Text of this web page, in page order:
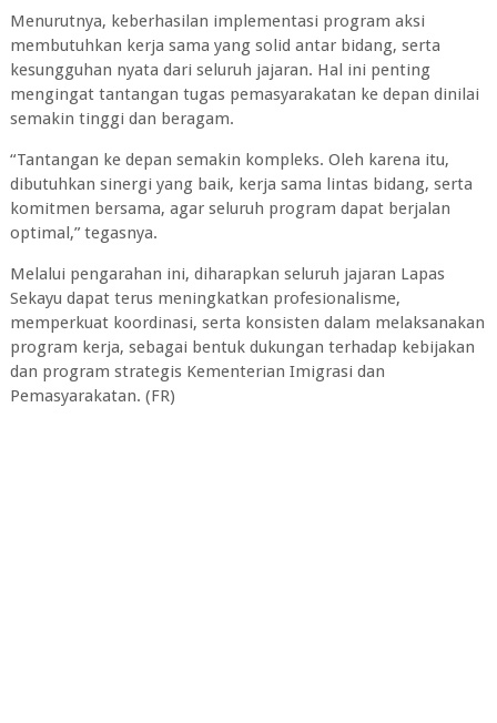
Menurutnya, keberhasilan implementasi program aksi
membutuhkan kerja sama yang solid antar bidang, serta
kesungguhan nyata dari seluruh jajaran. Hal ini penting
mengingat tantangan tugas pemasyarakatan ke depan dinilai
semakin tinggi dan beragam.
“Tantangan ke depan semakin kompleks. Oleh karena itu,
dibutuhkan sinergi yang baik, kerja sama lintas bidang, serta
komitmen bersama, agar seluruh program dapat berjalan
optimal,” tegasnya.
Melalui pengarahan ini, diharapkan seluruh jajaran Lapas
Sekayu dapat terus meningkatkan profesionalisme,
memperkuat koordinasi, serta konsisten dalam melaksanakan
program kerja, sebagai bentuk dukungan terhadap kebijakan
dan program strategis Kementerian Imigrasi dan
Pemasyarakatan. (FR)